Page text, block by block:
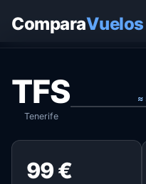
ComparaVuelos
TFS
Tenerife
≈
99 €